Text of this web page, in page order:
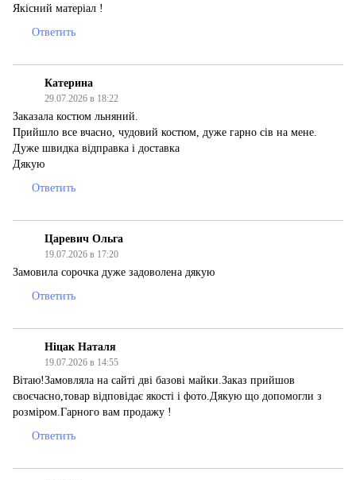
Якісний матеріал !
Ответить
Катерина
29.07.2026 в 18:22
Заказала костюм льняний.
Прийшло все вчасно, чудовий костюм, дуже гарно сів на мене.
Дуже швидка відправка і доставка
Дякую
Ответить
Царевич Ольга
19.07.2026 в 17:20
Замовила сорочка дуже задоволена дякую
Ответить
Ніцак Наталя
19.07.2026 в 14:55
Вітаю!Замовляла на сайті дві базові майки.Заказ прийшов
своєчасно,товар відповідає якості і фото.Дякую що допомогли з
розміром.Гарного вам продажу !
Ответить